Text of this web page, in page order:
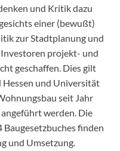
und Kritik dazu
einer (bewußt)
zur Stadtplanung und
projekt- und
geschaffen. Dies gilt
und Universität
seit Jahr
werden. Die
finden
und Umsetzung.